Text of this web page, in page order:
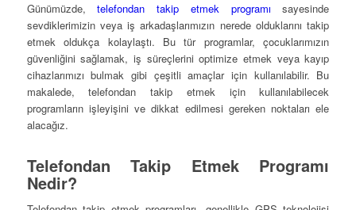
Günümüzde,telefondan takip etmek programı sayesinde
sevdiklerimizin veya iş arkadaşlarımızın nerede olduklarını takip
etmek oldukça kolaylaştı. Bu tür programlar, çocuklarımızın
güvenliğini sağlamak, iş süreçlerini optimize etmek veya kayıp
cihazlarımızı bulmak gibi çeşitli amaçlar için kullanılabilir. Bu
makalede, telefondan takip etmek için kullanılabilecek
programların işleyişini ve dikkat edilmesi gereken noktaları ele
alacağız.
Telefondan Takip Etmek Programı
Nedir?